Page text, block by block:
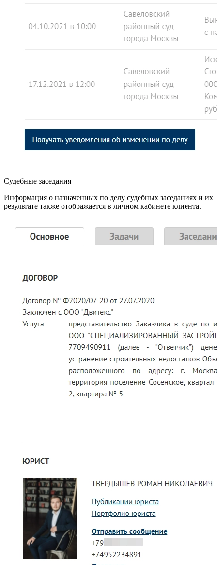
Судебные заседания
Информация о назначенных по делу судебных заседаниях и их
результате также отображается в личном кабинете клиента.